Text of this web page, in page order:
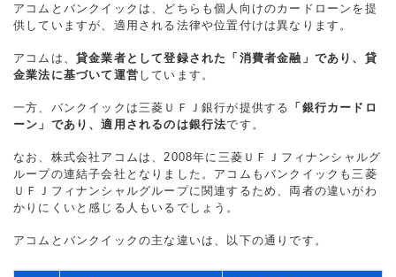
アコムとバンクイックは、どちらも個人向けのカードローンを提
供していますが、適用される法律や位置付けは異なります。
アコムは、 貸金業者として登録された「消費者金融」であり、貸
金業法に基づいて運営 しています。
一方、バンクイックは三菱ＵＦＪ銀行が提供する 「銀行カードロ
ーン」であり、適用されるのは銀行法です。
なお、株式会社アコムは、2008年に三菱ＵＦＪフィナンシャルグ
ループの連結子会社となりました。アコムもバンクイックも三菱
ＵＦＪフィナンシャルグループに関連するため、両者の違いがわ
かりにくいと感じる人もいるでしょう。
アコムとバンクイックの主な違いは、以下の通りです。